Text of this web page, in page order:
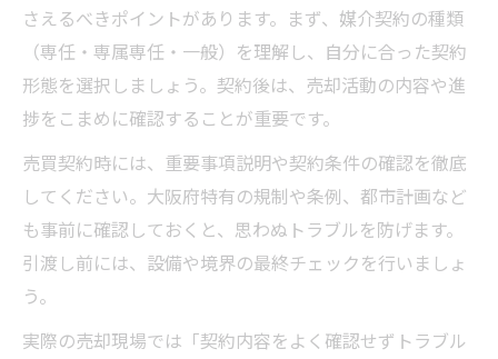
不動産売却時の税金対策と控除の活用術
3000万円控除を生かした不動産売却のポイ
ント
大阪府で実践する賢い不動産売却と節税方
法
売却契約のポイントと大阪府ならではの注意点
不動産売却契約で押さえるべき大阪府の注
意点
ツ
さえるべきポイントがあります。まず、媒介契約の種類
（専任・専属専任・一般）を理解し、自分に合った契約
形態を選択しましょう。契約後は、売却活動の内容や進
捗をこまめに確認することが重要です。
売買契約時には、重要事項説明や契約条件の確認を徹底
してください。大阪府特有の規制や条例、都市計画など
も事前に確認しておくと、思わぬトラブルを防げます。
引渡し前には、設備や境界の最終チェックを行いましょ
う。
実際の売却現場では「契約内容をよく確認せずトラブル